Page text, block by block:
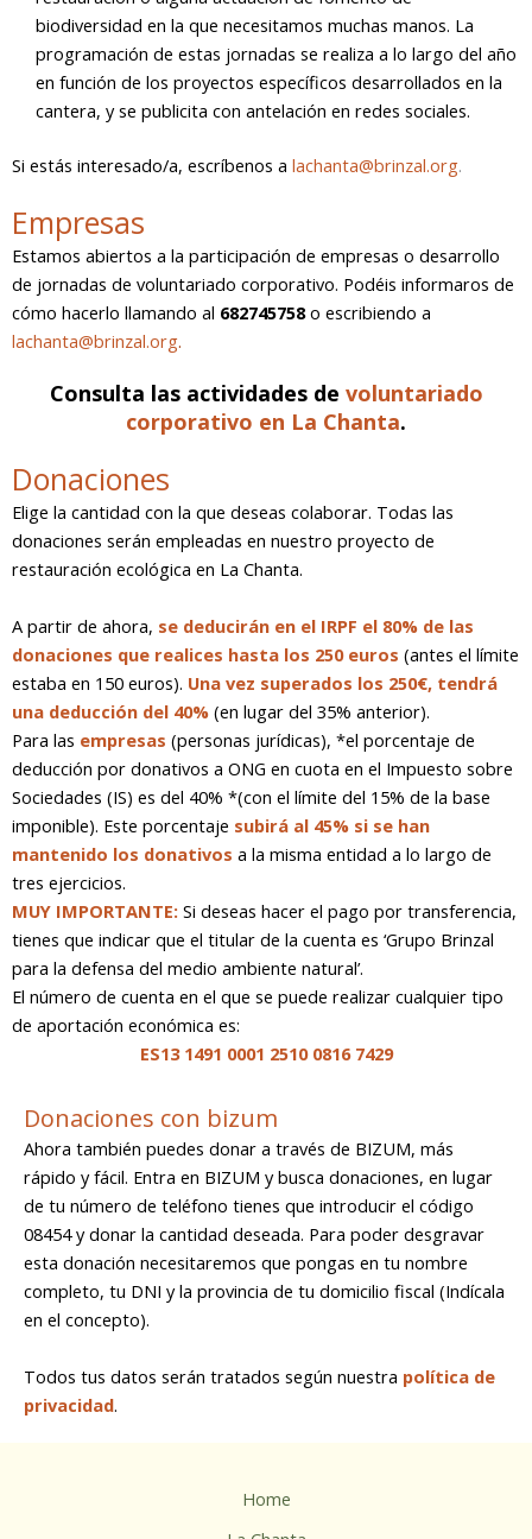
biodiversidad en la que necesitamos muchas manos. La
programación de estas jornadas se realiza a lo largo del año
en función de los proyectos específicos desarrollados en la
cantera, y se publicita con antelación en redes sociales.
Si estás interesado/a, escríbenos a lachanta@brinzal.org.
Empresas
Estamos abiertos a la participación de empresas o desarrollo
de jornadas de voluntariado corporativo. Podéis informaros de
cómo hacerlo llamando al 682745758o escribiendo a
lachanta@brinzal.org.
Consulta las actividades de voluntariado
corporativo en La Chanta.
Donaciones
Elige la cantidad con la que deseas colaborar. Todas las
donaciones serán empleadas en nuestro proyecto de
restauración ecológica en La Chanta.
A partir de ahora, se deducirán en el IRPF el 80% de las
donaciones que realices hasta los 250 euros (antes el límite
estaba en 150 euros). Una vez superados los 250€, tendrá
una deducción del 40% (en lugar del 35% anterior).
Para las empresas (personas jurídicas), *el porcentaje de
deducción por donativos a ONG en cuota en el Impuesto sobre
Sociedades (IS) es del 40% *(con el límite del 15% de la base
imponible). Este porcentaje subirá al 45% si se han
mantenido los donativos a la misma entidad a lo largo de
tres ejercicios.
MUY IMPORTANTE: Si deseas hacer el pago por transferencia,
tienes que indicar que el titular de la cuenta es ‘Grupo Brinzal
para la defensa del medio ambiente natural’.
El número de cuenta en el que se puede realizar cualquier tipo
de aportación económica es:
ES13 1491 0001 2510 0816 7429
Donaciones con bizum
Ahora también puedes donar a través de BIZUM, más
rápido y fácil. Entra en BIZUM y busca donaciones, en lugar
de tu número de teléfono tienes que introducir el código
08454 y donar la cantidad deseada. Para poder desgravar
esta donación necesitaremos que pongas en tu nombre
completo, tu DNI y la provincia de tu domicilio fiscal (Indícala
en el concepto).
Todos tus datos serán tratados según nuestra política de
privacidad.
Home